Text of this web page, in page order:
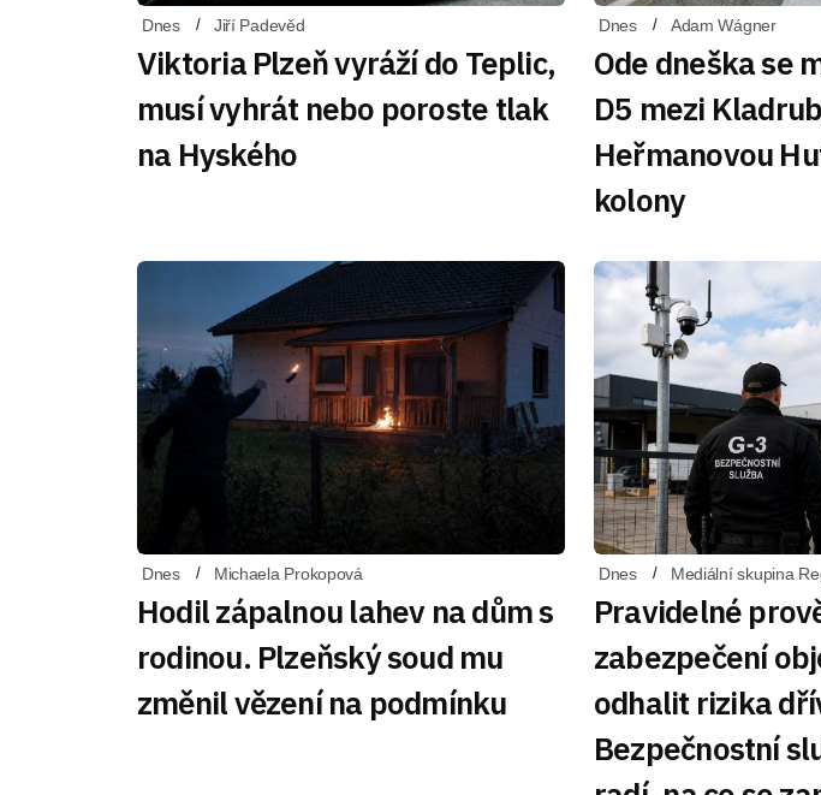
Dnes Jiří Padevěd
Viktoria Plzeň vyráží do Teplic,
musí vyhrát nebo poroste tlak
na Hyského
Dnes Adam Wágner
Ode dneška se
D5 mezi
Heřmanovou
kolony
Dnes Michaela Prokopová
Hodil zápalnou lahev na dům s
rodinou. Plzeňský soud mu
změnil vězení na podmínku
Dnes Mediální skupina
Pravidelné
zabezpečení
odhalit rizika
Bezpečnostní